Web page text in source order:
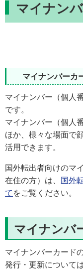
マイナン
マイナンバーカ
マイナンバー（個人
です。
マイナンバー（個人
ほか、様々な場面で
活用できます。
国外転出者向けのマ
在住の方）は、 国外
て をご覧ください。
マイナンバ
マイナンバーカード
発行・更新について